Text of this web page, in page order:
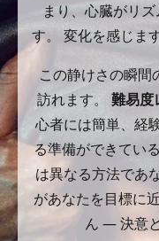
まり、心臓がリ
す。 変化を感じま
この静けさの瞬間
訪れます。 難易度
心者には簡単、経
る準備ができてい
は異なる方法であ
があなたを目標に
ん — 決意